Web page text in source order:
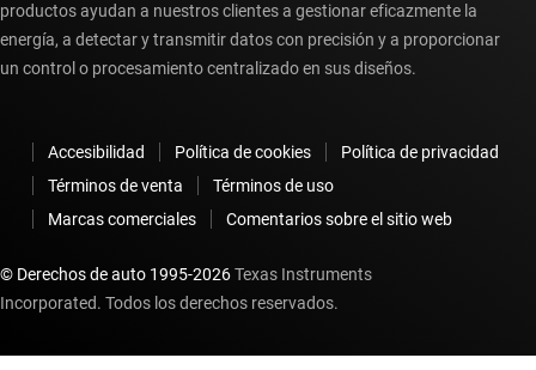
productos ayudan a nuestros clientes a gestionar eficazmente la
energía, a detectar y transmitir datos con precisión y a proporcionar
un control o procesamiento centralizado en sus diseños.
Accesibilidad Política de cookies
Política de privacidad
Términos de venta
Términos de uso
Marcas comerciales
Comentarios sobre el sitio web
© Derechos de auto 1995-2026Texas Instruments
Incorporated. Todos los derechos reservados.